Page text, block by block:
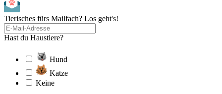
Tierisches fürs Mailfach? Los geht's!
Hast du Haustiere?
Hund
Katze
Keine